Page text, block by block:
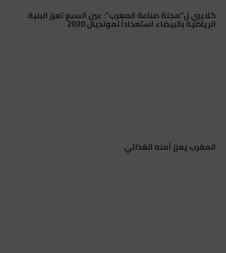
كلايبي ل”مجلة صناعة المغرب”: عين السبع تعزز البنية
الرياضية بالبيضاء استعداداً لمونديال 2030
المغرب يعزز أمنه الغذائي